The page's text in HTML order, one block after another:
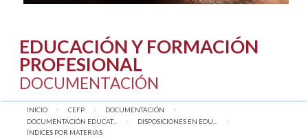
EDUCACIÓN Y FORMACIÓN
PROFESIONAL
DOCUMENTACIÓN
INICIO CEFP
DOCUMENTACIÓN
DOCUMENTACIÓN EDUCAT...
DISPOSICIONES EN EDU...
AQUÍ:
ÍNDICES POR MATERIAS